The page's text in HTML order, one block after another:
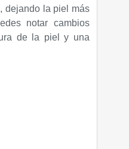
dejando la piel más
notar cambios
de la piel y una